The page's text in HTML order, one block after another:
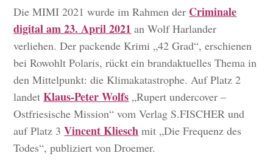
Die MIMI 2021 wurde im Rahmen der Criminale
digital am 23. April 2021 an Wolf Harlander
verliehen. Der packende Krimi „42 Grad“, erschienen
bei Rowohlt Polaris, rückt ein brandaktuelles Thema in
den Mittelpunkt: die Klimakatastrophe. Auf Platz 2
landetKlaus-Peter Wolfs „Rupert undercover –
Ostfriesische Mission“ vom Verlag S.FISCHER und
auf Platz 3Vincent Kliesch mit „Die Frequenz des
Todes“, publiziert von Droemer.